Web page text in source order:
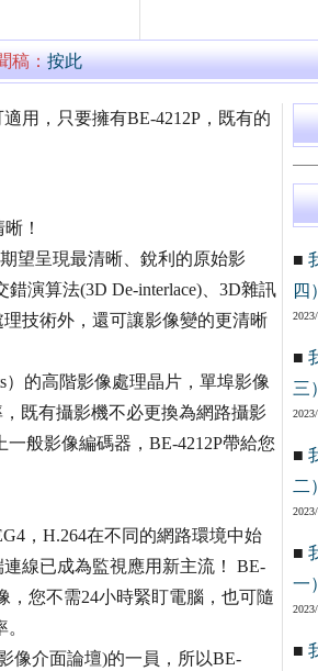
稿：按此
用，只要擁有BE-4212P，既有的
！
望呈現最清晰、銳利的原始影
演算法(3D De-interlace)、3D雜訊
技術外，還可讓影像變的更清晰
）的高階影像處理晶片，單埠影像
既有攝影機不必更換為網路攝影
般影像編碼器，BE-4212P帶給您
，H.264在不同的網路環境中始
線已成為監視應用新主流！ BE-
，您不需24小時緊盯電腦，也可隨
像介面論壇)的一員，所以BE-
■
四
■
三
■
二
■
一
■